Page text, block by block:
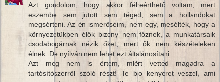
Azt gondolom, hogy akkor félreérthető voltam, mert
eszembe sem jutott sem téged, sem a hollandokat
megsérteni. Az én ismerőseim, nem egy, mesélték, hogy a
környezetükben élők bizony nem főznek, a munkatársaik
csodabogárnak nézik őket, mert ők nem készételeken
élnek. De nyílván nem lehet ezt általánosítani.
Azt meg nem is értem, miért vetted magadra a
tartósítószerről szóló részt! Te bio kenyeret veszel, ami